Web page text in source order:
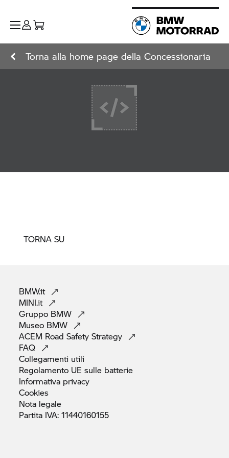
Torna alla home page della Concessionaria
TORNA SU
BMW.it
MINI.it
Gruppo BMW
Museo BMW
ACEM Road SafetyStrategy
FAQ
Collegamenti utili
Regolamento UE sulle batterie
Informativa privacy
Cookies
Nota legale
Partita IVA:11440160155